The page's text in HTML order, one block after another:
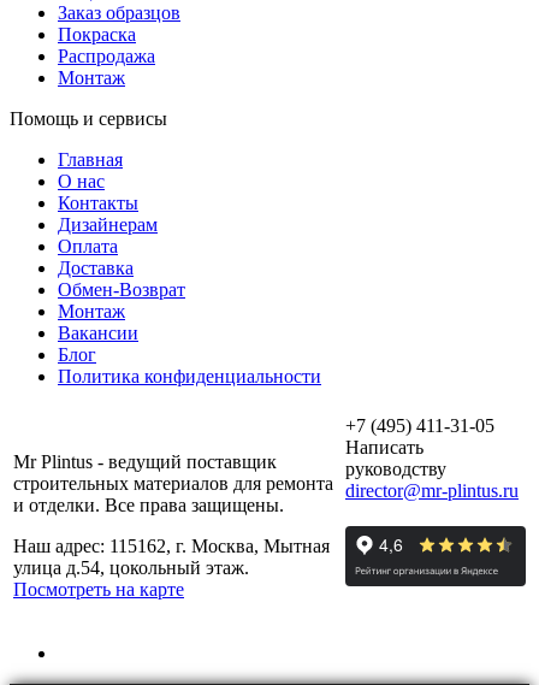
Заказ образцов
Покраска
Распродажа
Монтаж
Помощь и сервисы
Главная
О нас
Контакты
Дизайнерам
Оплата
Доставка
Обмен-Возврат
Монтаж
Вакансии
Блог
Политика конфиденциальности
Mr Plintus - ведущий поставщик
строительных материалов для ремонта
и отделки. Все права защищены.
Наш адрес: 115162, г. Москва, Мытная
улица д.54, цокольный этаж.
Посмотреть на карте
+7 (495) 411-31-05
Написать
руководству
director@mr-plintus.ru